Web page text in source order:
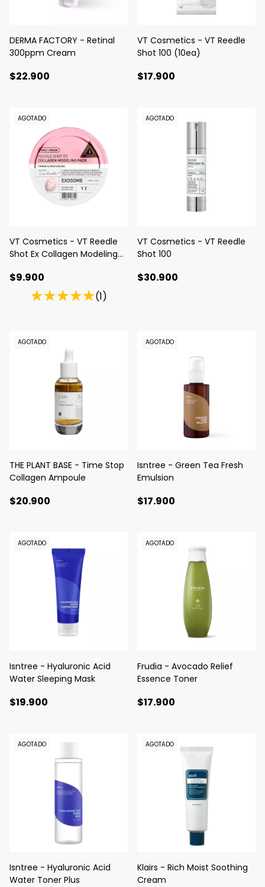
DERMA FACTORY - Retinal
300ppm Cream
$22.900
VT Cosmetics - VT Reedle
Shot 100 (10ea)
$17.900
AGOTADO
VT Cosmetics - VT Reedle
Shot Ex Collagen Modeling
$9.900
(1)
AGOTADO
VT Cosmetics - VT Reedle
Shot 100
$30.900
AGOTADO
THE PLANT BASE - Time Stop
Collagen Ampoule
$20.900
AGOTADO
Isntree - Green Tea Fresh
Emulsion
$17.900
AGOTADO
Isntree - Hyaluronic Acid
Water Sleeping Mask
$19.900
AGOTADO
Frudia - Avocado Relief
Essence Toner
$17.900
AGOTADO
Isntree - Hyaluronic Acid
Water Toner Plus
AGOTADO
Klairs - Rich Moist Soothing
Cream